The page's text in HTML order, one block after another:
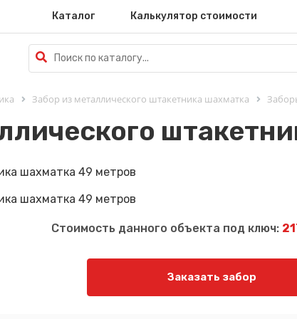
Каталог Калькулятор стоимости
Забор из металлического штакетника шахматка
Стоимость данного объекта под ключ:
Заказать забор